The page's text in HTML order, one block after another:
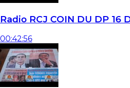
Radio RCJ COIN DU DP 16
00:42:56